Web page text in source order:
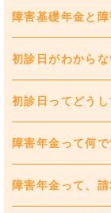
障害基礎年金と
初診日がわから
初診日ってどう
障害年金って何で
障害年金って、